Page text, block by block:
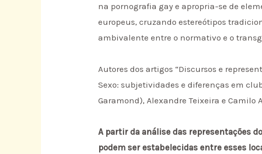
na pornografia gay e apropria-se de
europeus, cruzando estereótipos
ambivalente entre o normativo e o
Autores dos artigos “Discursos e
Sexo: subjetividades e diferenças em
Garamond), Alexandre Teixeira e
A partir da análise das representações
podem ser estabelecidas entre esses